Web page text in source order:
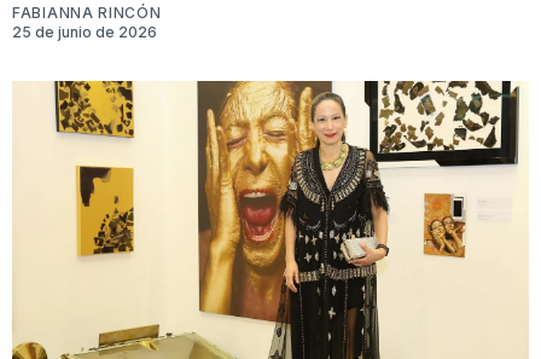
FABIANNA RINCÓN
25 de junio de 2026